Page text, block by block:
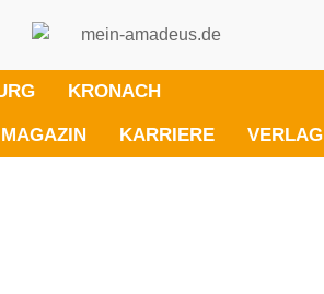
KRONACH
MAGAZIN KARRIERE VERLAG